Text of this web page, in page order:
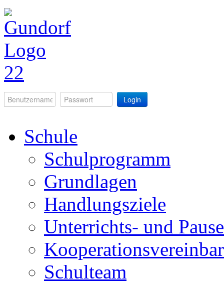
Login
Schule
Schulprogramm
Grundlagen
Handlungsziele
Unterrichts- und
Schulteam